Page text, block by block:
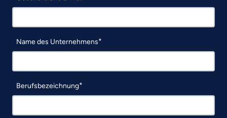
Name des Unternehmens
Berufsbezeichnung